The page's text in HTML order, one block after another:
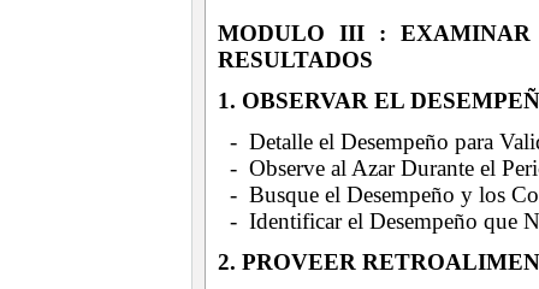
MODULO III : EXAMINAR
RESULTADOS
1. OBSERVAR EL
- Detalle el Desempeño para
- Observe al Azar Durante el
- Busque el Desempeño y los
- Identificar el Desempeño que
2. PROVEER